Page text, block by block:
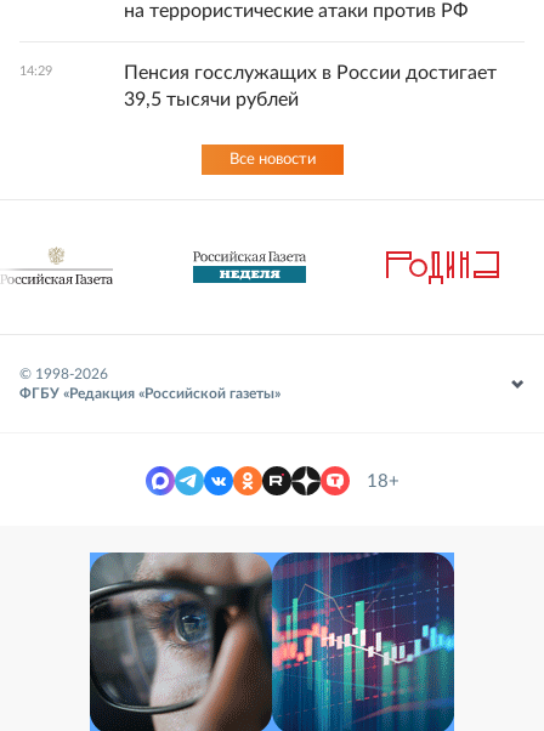
на террористические атаки против РФ
14:29
Пенсия госслужащих в России достигает
39,5 тысячи рублей
Все новости
© 1998-2026
ФГБУ «Редакция «Российской газеты»
18+